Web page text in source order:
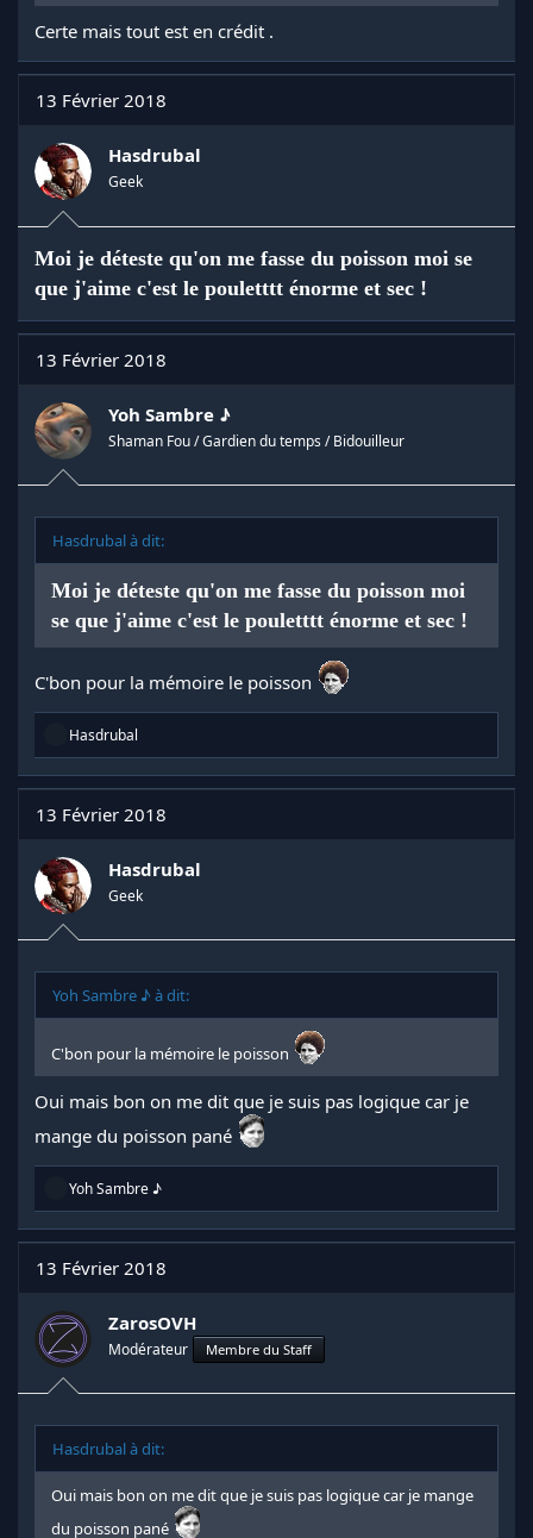
Certe mais tout est en crédit .
13 Février 2018
Hasdrubal
Geek
Moi je déteste qu'on me fasse du poisson moi se
que j'aime c'est le pouletttt énorme et sec !
13 Février 2018
Yoh Sambre ♪
Shaman Fou / Gardien du temps / Bidouilleur
Hasdrubal à dit:
Moi je déteste qu'on me fasse du poisson moi
se que j'aime c'est le pouletttt énorme et sec !
C'bon pour la mémoire le poisson
R
a
c
t
n
s
:
Hasdrubal
13 Février 2018
Hasdrubal
Geek
Yoh Sambre ♪ à dit:
C'bon pour la mémoire le poisson
Oui mais bon on me dit que je suis pas logique car je
mange du poisson pané
R
a
c
t
n
s
:
Yoh Sambre ♪
13 Février 2018
ZarosOVH
Modérateur Membre du Staff
Hasdrubal à dit:
Oui mais bon on me dit que je suis pas logique car je mange
du poisson pané